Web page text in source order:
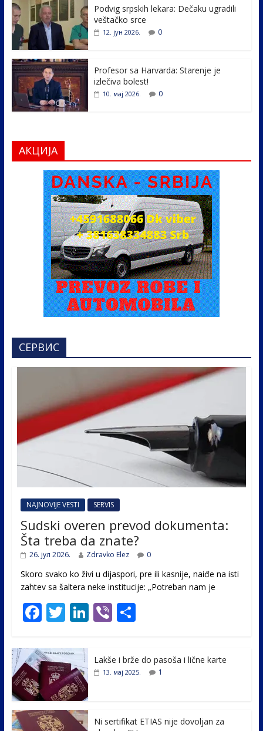
k
Podvig srpskih lekara: Dečaku ugradili
veštačko srce
12. јун 2026. 0
Profesor sa Harvarda: Starenje je
izlečiva bolest!
10. мај 2026. 0
АКЦИЈА
СЕРВИС
NAJNOVIJE VESTI SERVIS
Sudski overen prevod dokumenta:
Šta treba da znate?
26. јул 2026. Zdravko Elez 0
Skoro svako ko živi u dijaspori, pre ili kasnije, naiđe na isti
zahtev sa šaltera neke institucije: „Potreban nam je
F
e
b
o
o
k
T
itt
er
Li
e
Vi
er
S
ar
e
Lakše i brže do pasoša i lične karte
13. мај 2025. 1
Ni sertifikat ETIAS nije dovoljan za